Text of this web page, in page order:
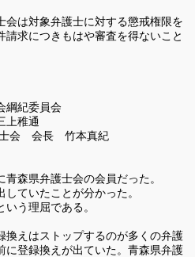
会は対象弁護士に対する懲戒権限を
求につきもはや審査を得ないこと
委員会
通
士会 会長 竹本真紀
森県弁護士会の会員だった。
ていたことが分かった。
う理屈である。
換えはストップするのが多くの弁護
に登録換えが出ていた。青森県弁護